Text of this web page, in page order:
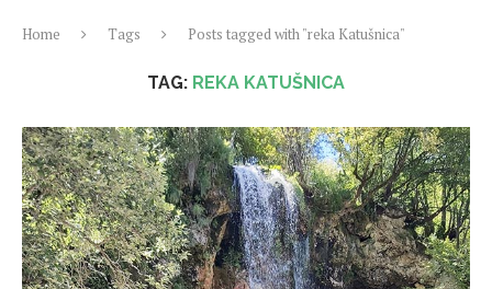
Home Tags Posts tagged with "reka Katušnica"
TAG: REKA KATUŠNICA